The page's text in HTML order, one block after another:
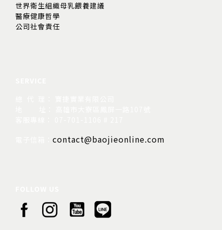
世界衛生組織母乳餵養建議
醫療健康哲學
公司社會責任
contact@baojieonline.com